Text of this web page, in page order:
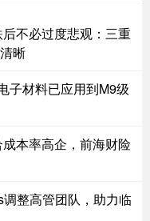
不必过度悲观：三重
晰
子材料已应用到M9级
本率高企，前海财险
整高管团队，助力临